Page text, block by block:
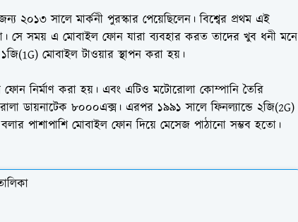
২০১৩ সালে মার্কনী পুরস্কার পেয়েছিলেন। বিশ্বের প্রথম এই
সে সময় এ মোবাইল ফোন যারা ব্যবহার করত তাদের খুব ধনী মনে
মোবাইল টাওয়ার স্থাপন করা হয়।
নির্মাণ করা হয়। এবং এটিও মটোরোলা কোম্পানি তৈরি
ডায়নাটেক ৮০০০এক্স। এরপর ১৯৯১ সালে ফিনল্যান্ডে ২জি(2G)
পাশাপাশি মোবাইল ফোন দিয়ে মেসেজ পাঠানো সম্ভব হতো।